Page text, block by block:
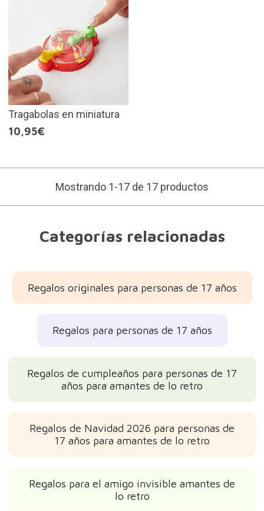
Tragabolas en miniatura
10,95€
Mostrando 1-17 de 17 productos
Categorías relacionadas
Regalos originales para personas de 17 años
Regalos para personas de 17 años
Regalos de cumpleaños para personas de 17
años para amantes de lo retro
Regalos de Navidad 2026 para personas de
17 años para amantes de lo retro
Regalos para el amigo invisible amantes de
lo retro